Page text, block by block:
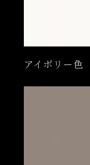
アイボリー色